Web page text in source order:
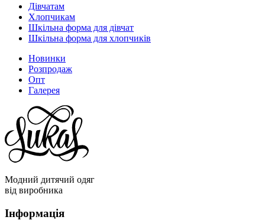
Дівчатам
Хлопчикам
Шкільна форма для дівчат
Шкільна форма для хлопчиків
Новинки
Розпродаж
Опт
Галерея
Модний дитячий одяг
від виробника
Інформація